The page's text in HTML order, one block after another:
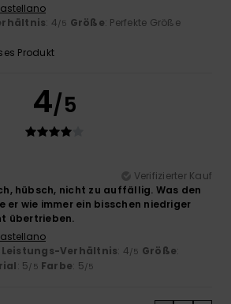
: 4/5 Größe: Perfekte Größe
Produkt
4/5
Verifizierter Kauf
hübsch, nicht zu auffällig. Was den
er wie immer ein bisschen niedriger
übertrieben.
Verhältnis: 4/5 Größe:
: 5/5 Farbe: 5/5